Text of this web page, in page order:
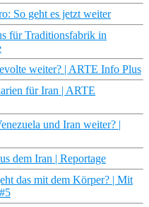
So geht es jetzt weiter
für Traditionsfabrik in
weiter? | ARTE Info Plus
für Iran | ARTE
und Iran weiter? |
dem Iran | Reportage
das mit dem Körper? | Mit